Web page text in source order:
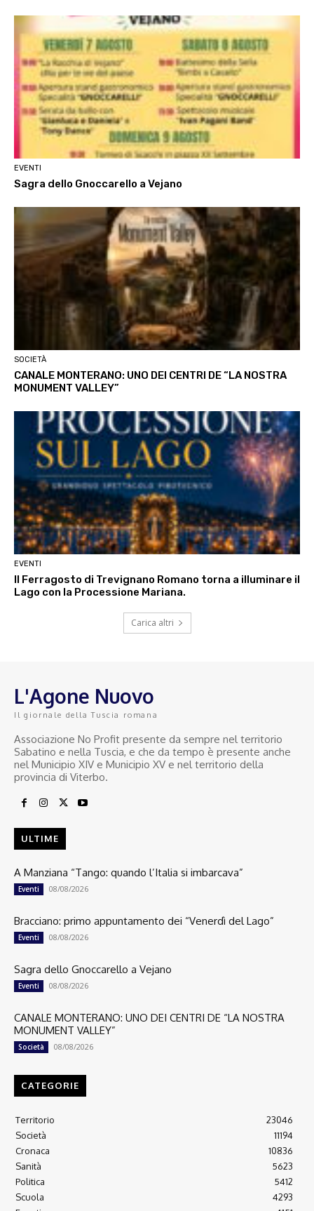
EVENTI
Sagra dello Gnoccarello a Vejano
SOCIETÀ
CANALE MONTERANO: UNO DEI CENTRI DE “LA NOSTRA
MONUMENT VALLEY”
EVENTI
Il Ferragosto di Trevignano Romano torna a illuminare il
Lago con la Processione Mariana.
Carica altri
L'Agone Nuovo
Il giornale della Tuscia romana
Associazione No Profit presente da sempre nel territorio
Sabatino e nella Tuscia, e che da tempo è presente anche
nel Municipio XIV e Municipio XV e nel territorio della
provincia di Viterbo.
ULTIME
A Manziana “Tango: quando l’Italia si imbarcava”
Eventi 08/08/2026
Bracciano: primo appuntamento dei “Venerdì del Lago”
Eventi 08/08/2026
Sagra dello Gnoccarello a Vejano
Eventi 08/08/2026
CANALE MONTERANO: UNO DEI CENTRI DE “LA NOSTRA
MONUMENT VALLEY”
Società 08/08/2026
CATEGORIE
Territorio
23046
Società
11194
Cronaca
10836
Sanità
5623
Politica
5412
Scuola
4293